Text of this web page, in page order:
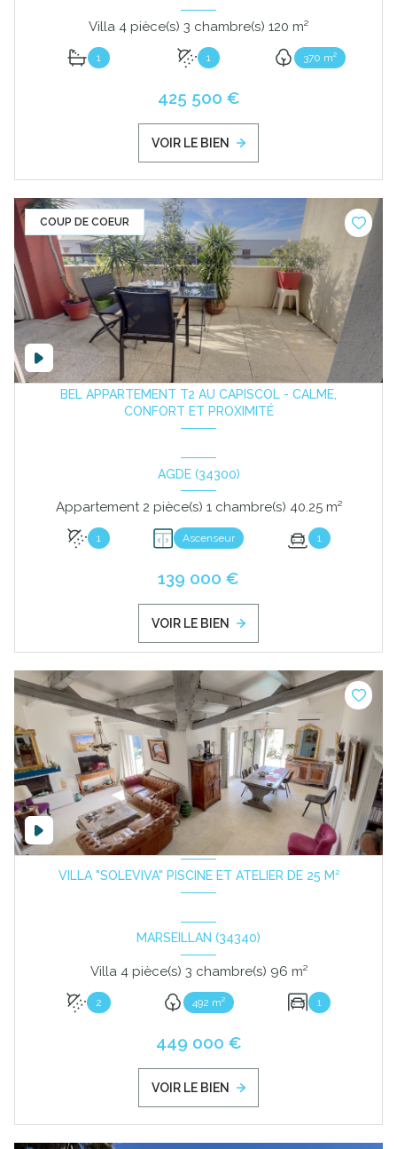
Villa 4 pièce(s) 3 chambre(s) 120 m²
1 1 370 m²
425 500 €
VOIR LE BIEN
COUP DE COEUR
BEL APPARTEMENT T2 AU CAPISCOL - CALME,
CONFORT ET PROXIMITÉ
AGDE (34300)
Appartement 2 pièce(s) 1 chambre(s) 40.25 m²
1 Ascenseur 1
139 000 €
VOIR LE BIEN
VILLA "SOLEVIVA" PISCINE ET ATELIER DE 25 M²
MARSEILLAN (34340)
Villa 4 pièce(s) 3 chambre(s) 96 m²
2 492 m² 1
449 000 €
VOIR LE BIEN